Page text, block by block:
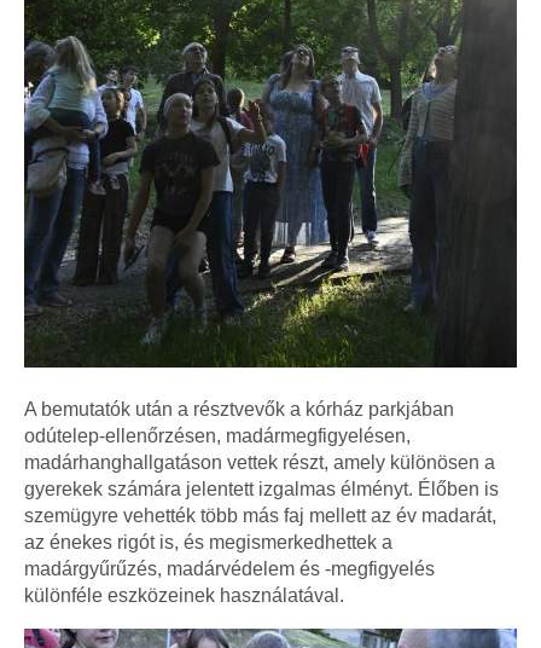
A bemutatók után a résztvevők a kórház parkjában
odútelep-ellenőrzésen, madármegfigyelésen,
madárhanghallgatáson vettek részt, amely különösen a
gyerekek számára jelentett izgalmas élményt. Élőben is
szemügyre vehették több más faj mellett az év madarát,
az énekes rigót is, és megismerkedhettek a
madárgyűrűzés, madárvédelem és -megfigyelés
különféle eszközeinek használatával.